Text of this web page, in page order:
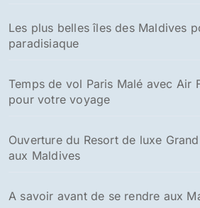
Les plus belles îles des Maldives
paradisiaque
Temps de vol Paris Malé avec Air
pour votre voyage
Ouverture du Resort de luxe
aux Maldives
A savoir avant de se rendre aux